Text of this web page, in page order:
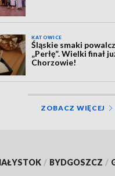
KATOWICE
Śląskie smaki
„Perłę”. Wielki finał
Chorzowie!
ZOBACZ WIĘCEJ
/ BYDGOSZCZ /